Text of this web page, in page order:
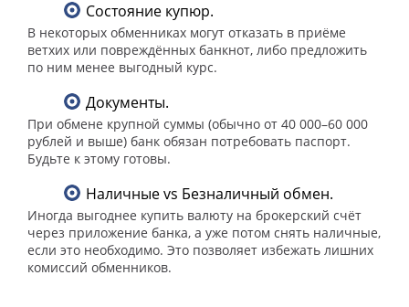
Состояние купюр.
В некоторых обменниках могут отказать в приёме
ветхих или повреждённых банкнот, либо предложить
по ним менее выгодный курс.
Документы.
При обмене крупной суммы (обычно от 40 000–60 000
рублей и выше) банк обязан потребовать паспорт.
Будьте к этому готовы.
Наличные vs Безналичный обмен.
Иногда выгоднее купить валюту на брокерский счёт
через приложение банка, а уже потом снять наличные,
если это необходимо. Это позволяет избежать лишних
комиссий обменников.